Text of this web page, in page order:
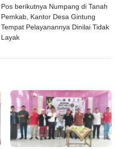
Pos berikutnya Numpang di Tanah
Pemkab, Kantor Desa Gintung
Tempat Pelayanannya Dinilai Tidak
Layak